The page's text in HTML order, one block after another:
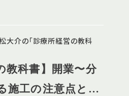
介の「診療所経営の教科
教科書】開業〜分
施工の注意点と